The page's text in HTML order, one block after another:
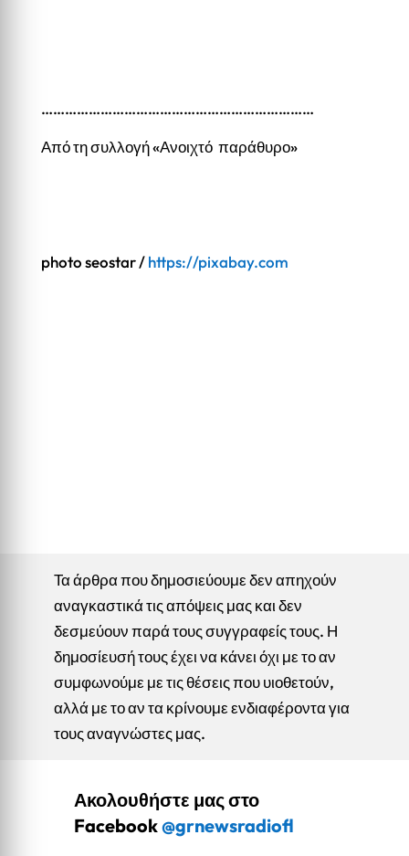
……………………………………………………………
Από τη συλλογή «Ανοιχτό παράθυρο»
photo seostar /https://pixabay.com
Τα άρθρα που δημοσιεύουμε δεν απηχούν
αναγκαστικά τις απόψεις μας και δεν
δεσμεύουν παρά τους συγγραφείς τους. Η
δημοσίευσή τους έχει να κάνει όχι με το αν
συμφωνούμε με τις θέσεις που υιοθετούν,
αλλά με το αν τα κρίνουμε ενδιαφέροντα για
τους αναγνώστες μας.
Ακολουθήστε μας στο
Facebook@grnewsradiofl